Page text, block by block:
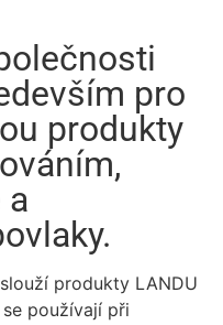
pro
produkty
a
produkty LANDU
používají při